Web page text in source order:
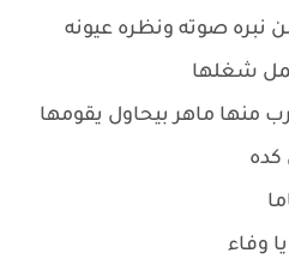
صوته ونظره عيونه
شغلها
منها ماهر بيحاول يقومها
كده
وفاء